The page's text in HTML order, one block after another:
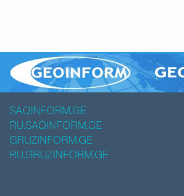
SAQINFORM.GE
RU.SAQINFORM.GE
GRUZINFORM.GE
RU.GRUZINFORM.GE